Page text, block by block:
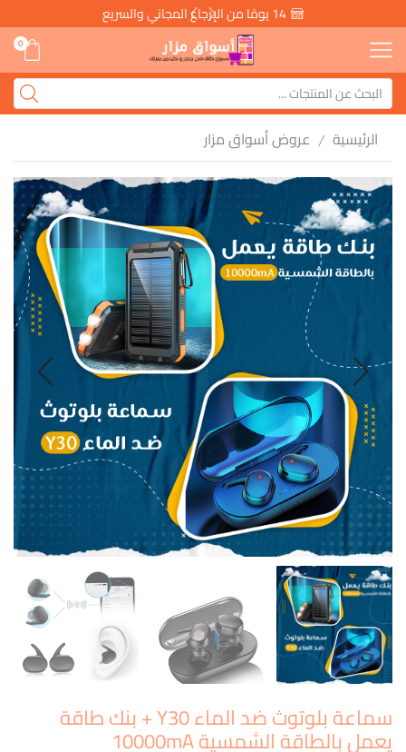
14 يومًا من الإرجاع المجاني والسريع
0
الرئيسية / عروض أسواق مزار
سماعة بلوتوث ضد الماء Y30 + بنك طاقة
يعمل بالطاقة الشمسية 10000mA